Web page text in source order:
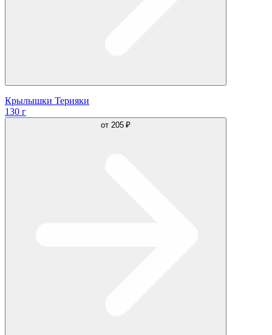
Крылышки Терияки
130 г
от 205 ₽